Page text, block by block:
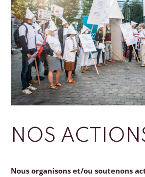
NOS
Nous organisons et/ou soutenons